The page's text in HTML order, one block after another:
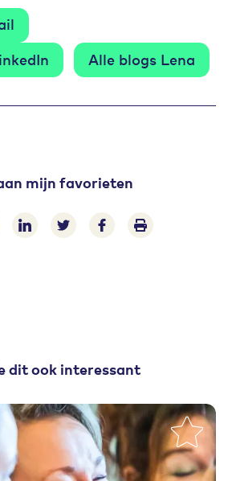
Alle blogs Lena
mijn favorieten
via e-mail
Delen via LinkedIn
Deel op Twitter
Deel op Facebook
Print pagina
dit ook interessant